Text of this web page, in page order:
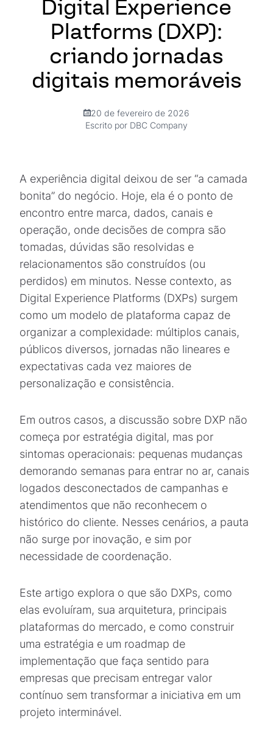
Digital Experience
Platforms (DXP):
criando jornadas
digitais memoráveis
20 de fevereiro de 2026
Escrito por DBC Company
A experiência digital deixou de ser “a camada
bonita” do negócio. Hoje, ela é o ponto de
encontro entre marca, dados, canais e
operação, onde decisões de compra são
tomadas, dúvidas são resolvidas e
relacionamentos são construídos (ou
perdidos) em minutos. Nesse contexto, as
Digital Experience Platforms (DXPs) surgem
como um modelo de plataforma capaz de
organizar a complexidade: múltiplos canais,
públicos diversos, jornadas não lineares e
expectativas cada vez maiores de
personalização e consistência.
Em outros casos, a discussão sobre DXP não
começa por estratégia digital, mas por
sintomas operacionais: pequenas mudanças
demorando semanas para entrar no ar, canais
logados desconectados de campanhas e
atendimentos que não reconhecem o
histórico do cliente. Nesses cenários, a pauta
não surge por inovação, e sim por
necessidade de coordenação.
Este artigo explora o que são DXPs, como
elas evoluíram, sua arquitetura, principais
plataformas do mercado, e como construir
uma estratégia e um roadmap de
implementação que faça sentido para
empresas que precisam entregar valor
contínuo sem transformar a iniciativa em um
projeto interminável.